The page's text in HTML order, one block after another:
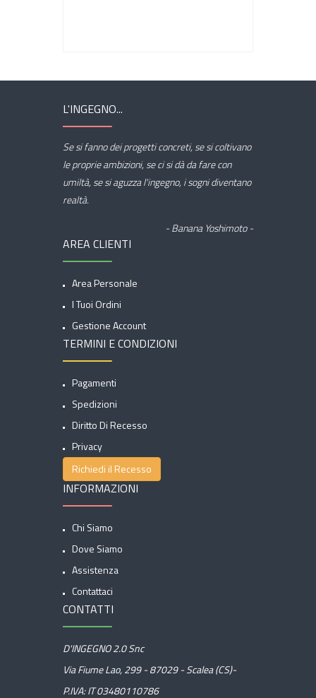
L'INGEGNO...
Se si fanno dei progetti concreti, se si coltivano
le proprie ambizioni, se ci si dà da fare con
umiltà, se si aguzza l'ingegno, i sogni diventano
realtà.
- Banana Yoshimoto -
AREA CLIENTI
Area Personale
I Tuoi Ordini
Gestione Account
TERMINI E CONDIZIONI
Pagamenti
Spedizioni
Diritto Di Recesso
Privacy
Richiedi il Recesso
INFORMAZIONI
Chi Siamo
Dove Siamo
Assistenza
Contattaci
CONTATTI
D'INGEGNO 2.0 Snc
Via Fiume Lao, 299 - 87029 - Scalea (CS)-
P.IVA: IT 03480110786